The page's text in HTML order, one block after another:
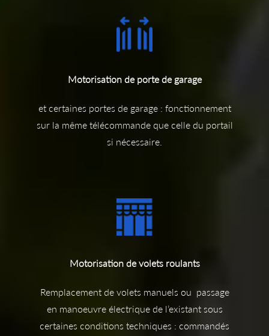
Motorisation de porte de garage
et certaines portes de garage : fonctionnement
sur la même télécommande que celle du portail
si nécessaire.
Motorisation de volets roulants
Remplacement de volets manuels ou passage
en manoeuvre électrique de l’existant sous
certaines conditions techniques : commandés